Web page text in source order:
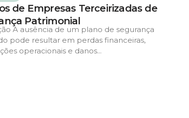
de Empresas Terceirizadas de
Patrimonial
A ausência de um plano de segurança
pode resultar em perdas financeiras,
operacionais e danos...